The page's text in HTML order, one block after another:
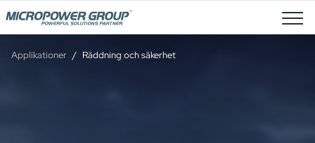
Lediga Tjänster
Applikationer Räddning och säkerhet